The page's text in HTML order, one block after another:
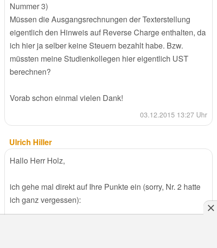
Nummer 3)
Müssen die Ausgangsrechnungen der Texterstellung
eigentlich den Hinweis auf Reverse Charge enthalten, da
ich hier ja selber keine Steuern bezahlt habe. Bzw.
müssten meine Studienkollegen hier eigentlich UST
berechnen?
Vorab schon einmal vielen Dank!
03.12.2015 13:27 Uhr
Ulrich Hiller
Hallo Herr Holz,
ich gehe mal direkt auf Ihre Punkte ein (sorry, Nr. 2 hatte
ich ganz vergessen):